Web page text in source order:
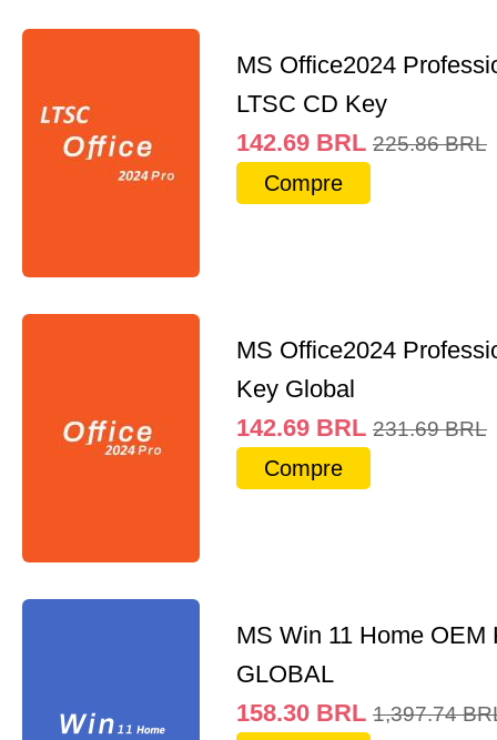
MS Office2024
LTSC CD Key
142.69 BRL 225.86 BRL
Compre
MS Office2024
Key Global
142.69 BRL 231.69 BRL
Compre
MS Win 11 Home OEM
GLOBAL
158.30 BRL 1,397.74